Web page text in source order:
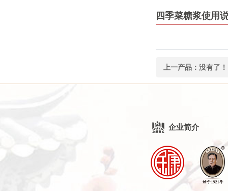
四季菜糖浆使用
上一产品： 没有了！
企业简介